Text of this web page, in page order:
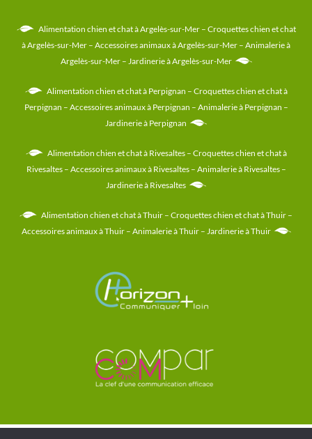
Alimentation chien et chat à Argelès-sur-Mer– Croquettes chien et chat
à Argelès-sur-Mer – Accessoires animaux à Argelès-sur-Mer – Animalerie à
Argelès-sur-Mer– Jardinerie à Argelès-sur-Mer
Alimentation chien et chat à Perpignan – Croquettes chien et chat à
Perpignan – Accessoires animaux à Perpignan – Animalerie à Perpignan –
Jardinerie à Perpignan
Alimentation chien et chat à Rivesaltes– Croquettes chien et chat à
Rivesaltes– Accessoires animaux à Rivesaltes– Animalerie à Rivesaltes–
Jardinerie à Rivesaltes
Alimentation chien et chat à Thuir – Croquettes chien et chat à Thuir –
Accessoires animaux à Thuir– Animalerie à Thuir– Jardinerie à Thuir